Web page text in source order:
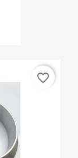
favorite_border